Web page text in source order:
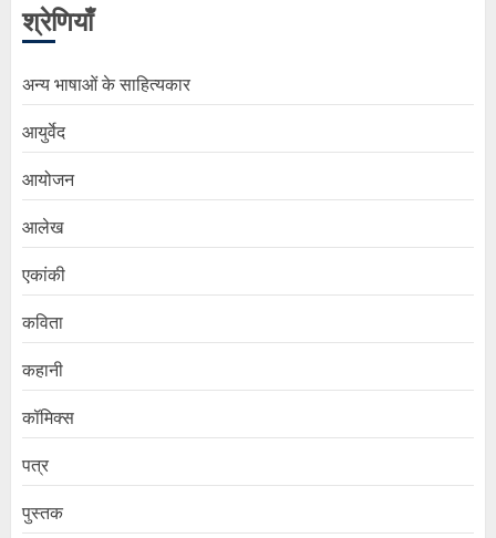
श्रेणियाँ
अन्य भाषाओं के साहित्यकार
आयुर्वेद
आयोजन
आलेख
एकांकी
कविता
कहानी
कॉमिक्स
पत्र
पुस्तक